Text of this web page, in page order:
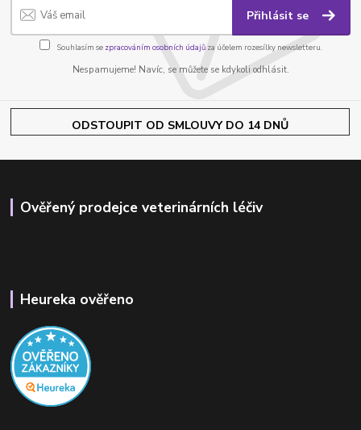
Přihlásit se
Souhlasím se zpracováním osobních údajůza účelem rozesílky newsletteru.
Nespamujeme! Navíc, se můžete se kdykoli odhlásit.
ODSTOUPIT OD SMLOUVY DO 14 DNŮ
Ověřený prodejce veterinárních léčiv
Heureka ověřeno